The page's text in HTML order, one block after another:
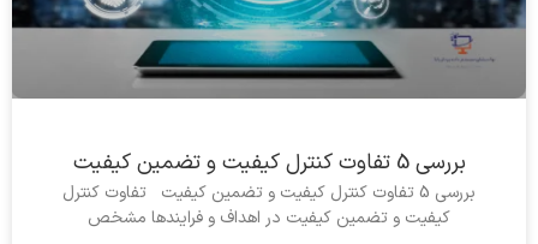
بررسی 5 تفاوت کنترل کیفیت و تضمین کیفیت
بررسی 5 تفاوت کنترل کیفیت و تضمین کیفیت تفاوت کنترل
کیفیت و تضمین کیفیت در اهداف و فرایندها مشخص